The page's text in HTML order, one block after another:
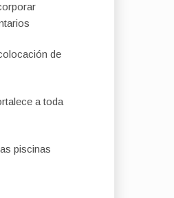
de
a toda
piscinas